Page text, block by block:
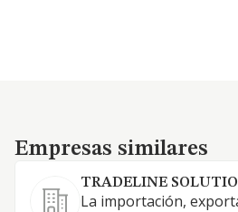
Empresas similares
Empresas similares
TRADELINE
La importación,